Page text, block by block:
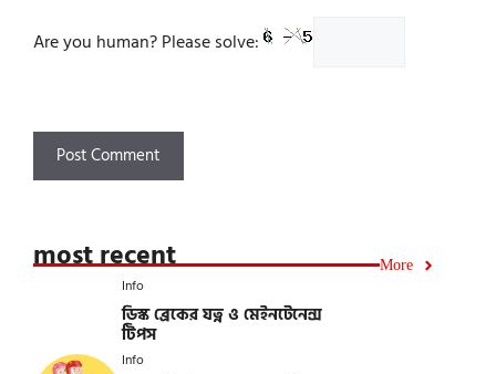
Are you human? Please solve:
most recent More
Info
ডিস্ক ব্রেকের যত্ন ও মেইনটেনেন্স
টিপস
Info